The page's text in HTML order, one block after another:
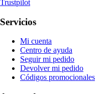
Trustpilot
Servicios
Mi cuenta
Centro de ayuda
Seguir mi pedido
Devolver mi pedido
Códigos promocionales